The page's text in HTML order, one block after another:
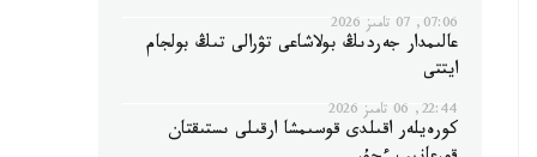
07:06, 07 تامىز 2026
عالىمدار جەردىڭ بولاشاعى تۋرالى تىڭ بولجام
ايتتى
22:44, 06 تامىز 2026
كورەيلەر اقىلدى قوسىمشا ارقىلى ىستىقتان